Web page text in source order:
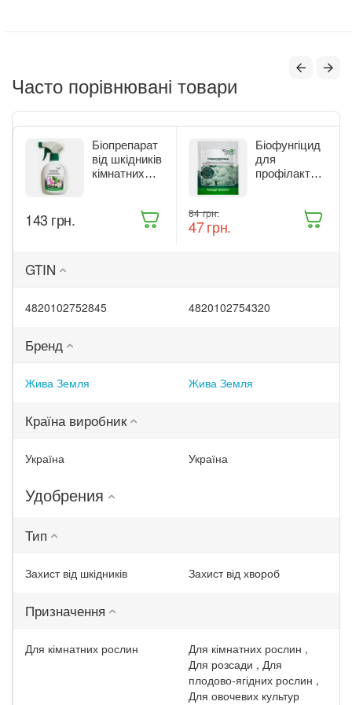
Часто порівнювані товари
Біопрепарат
від шкідників
кімнатних
спрей 300 мл
‍143‍ грн.
Біофунгіцид
для
профілактики
Триходерма
‍84‍ грн.
‍47‍грн.
GTIN
4820102752845 4820102754320
Бренд
Жива Земля Жива Земля
Країна виробник
Україна Україна
Удобрения
Тип
Захист від шкідників Захист від хвороб
Призначення
Для кімнатних рослин
Для кімнатних рослин ,
Для розсади , Для
плодово-ягідних рослин ,
Для овочевих культур